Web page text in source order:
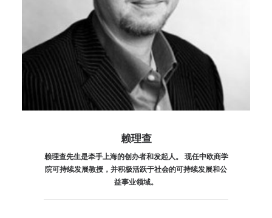
赖理查
赖理查先生是牵手上海的创办者和发起人。 现任中欧商学
院可持续发展教授，并积极活跃于社会的可持续发展和公
益事业领域。